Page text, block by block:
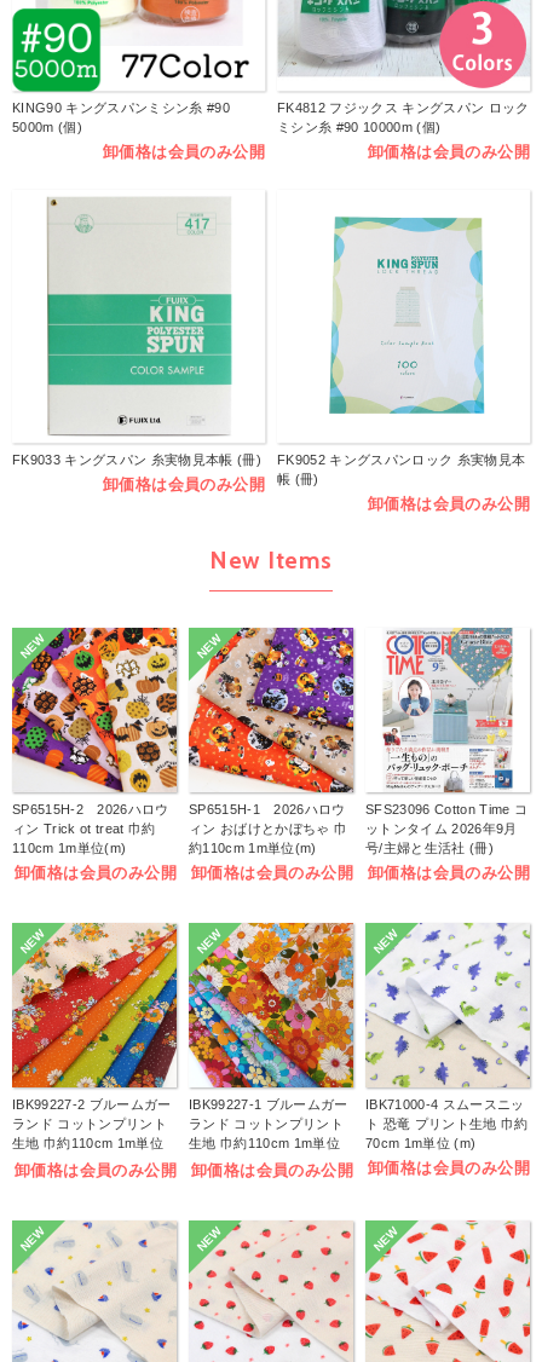
KING90 キングスパンミシン糸 #90
5000m (個)
卸価格は会員のみ公開
FK4812 フジックス キングスパン ロック
ミシン糸 #90 10000m (個)
卸価格は会員のみ公開
FK9033 キングスパン 糸実物見本帳 (冊)
卸価格は会員のみ公開
FK9052 キングスパンロック 糸実物見本
帳 (冊)
卸価格は会員のみ公開
New Items
NEW
SP6515H-2 2026ハロウ
ィン Trick ot treat 巾約
110cm 1m単位(m)
卸価格は会員のみ公開
NEW
SP6515H-1 2026ハロウ
ィン おばけとかぼちゃ 巾
約110cm 1m単位(m)
卸価格は会員のみ公開
SFS23096 Cotton Time コ
ットンタイム 2026年9月
号/主婦と生活社 (冊)
卸価格は会員のみ公開
NEW
IBK99227-2 ブルームガー
ランド コットンプリント
生地 巾約110cm 1m単位
(m)
卸価格は会員のみ公開
NEW
IBK99227-1 ブルームガー
ランド コットンプリント
生地 巾約110cm 1m単位
(m)
卸価格は会員のみ公開
NEW
IBK71000-4 スムースニッ
ト 恐竜 プリント生地 巾約
70cm 1m単位 (m)
卸価格は会員のみ公開
NEW NEW NEW